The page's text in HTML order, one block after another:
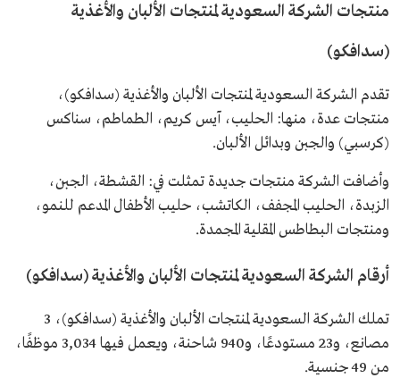
منتجات الشركة السعودية لمنتجات الألبان والأغذية
(سدافكو)
تقدم الشركة السعودية لمنتجات الألبان والأغذية (سدافكو)،
منتجات عدة، منها: الحليب، آيس كريم، الطماطم، سناكس
(كرسبي) والجبن وبدائل الألبان.
وأضافت الشركة منتجات جديدة تمثلت في: القشطة، الجبن،
الزبدة، الحليب المجفف، الكاتشب، حليب الأطفال المدعم للنمو،
ومنتجات البطاطس المقلية المجمدة.
أرقام الشركة السعودية لمنتجات الألبان والأغذية (سدافكو)
تملك الشركة السعودية لمنتجات الألبان والأغذية (سدافكو)، 3
مصانع، و23 مستودعًا، و940 شاحنة، ويعمل فيها 3,034 موظفًا،
من 49 جنسية.